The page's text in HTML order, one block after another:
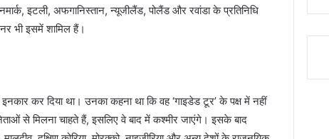
इटली, अफगानिस्तान, न्यूजीलैंड, पोलैंड और रवांडा के प्रतिनिधि
भी इसमें शामिल हैं।
कर दिया था। उनका कहना था कि वह ‘गाइडेड टूर’ के पक्ष में नहीं
से मिलना चाहते हैं, इसलिए वे बाद में कश्मीर जाएंगे। इसके बाद